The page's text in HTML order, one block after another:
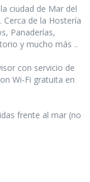
ciudad de Mar del
Cerca de la Hostería
Panaderías,
y mucho más ..
con servicio de
Wi-Fi gratuita en
frente al mar (no